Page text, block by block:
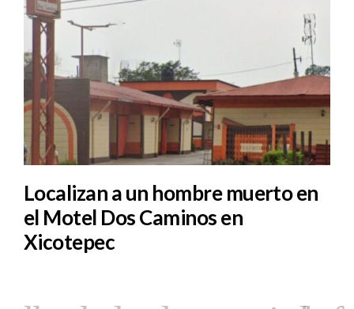
Localizan a un hombre muerto en
el Motel Dos Caminos en
Xicotepec